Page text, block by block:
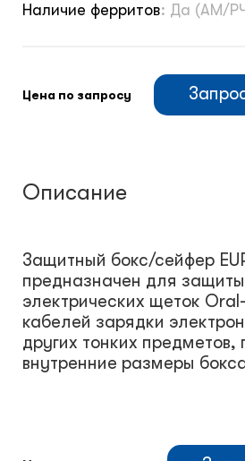
Наличие ферритов: Да (АМ/
Цена по запросу
Описание
Защитный бокс/сейфер
предназначен для
электрических щеток
кабелей зарядки
других тонких
внутренние размеры